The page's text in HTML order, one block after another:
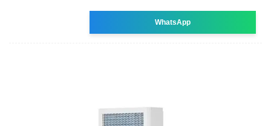
WhatsApp